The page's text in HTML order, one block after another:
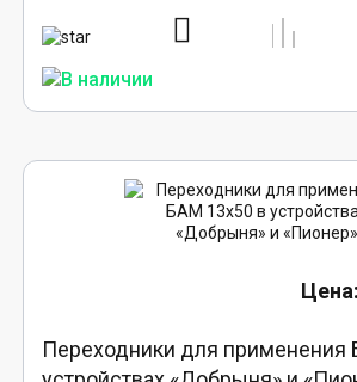
Переходники для применения